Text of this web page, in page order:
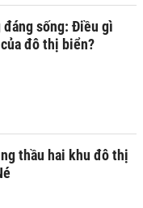
đáng sống: Điều gì
đô thị biển?
thầu hai khu đô thị